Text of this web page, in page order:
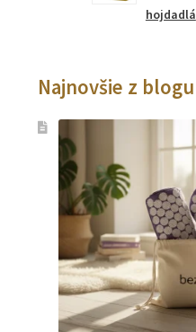
hojdadlá
Najnovšie z blogu